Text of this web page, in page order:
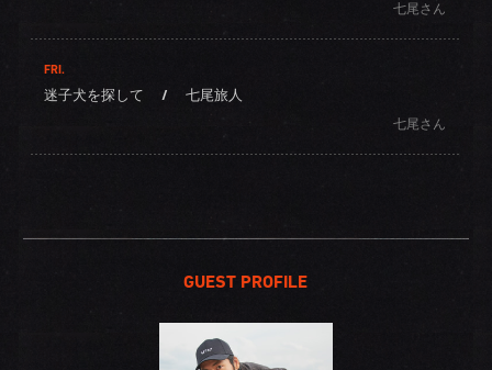
七尾さん
FRI.
迷子犬を探して / 七尾旅人
七尾さん
GUEST PROFILE